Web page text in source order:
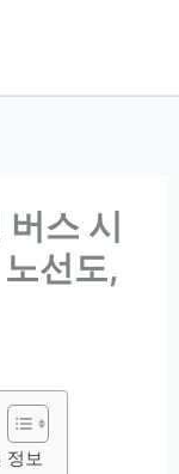
스 시
선도,
정보